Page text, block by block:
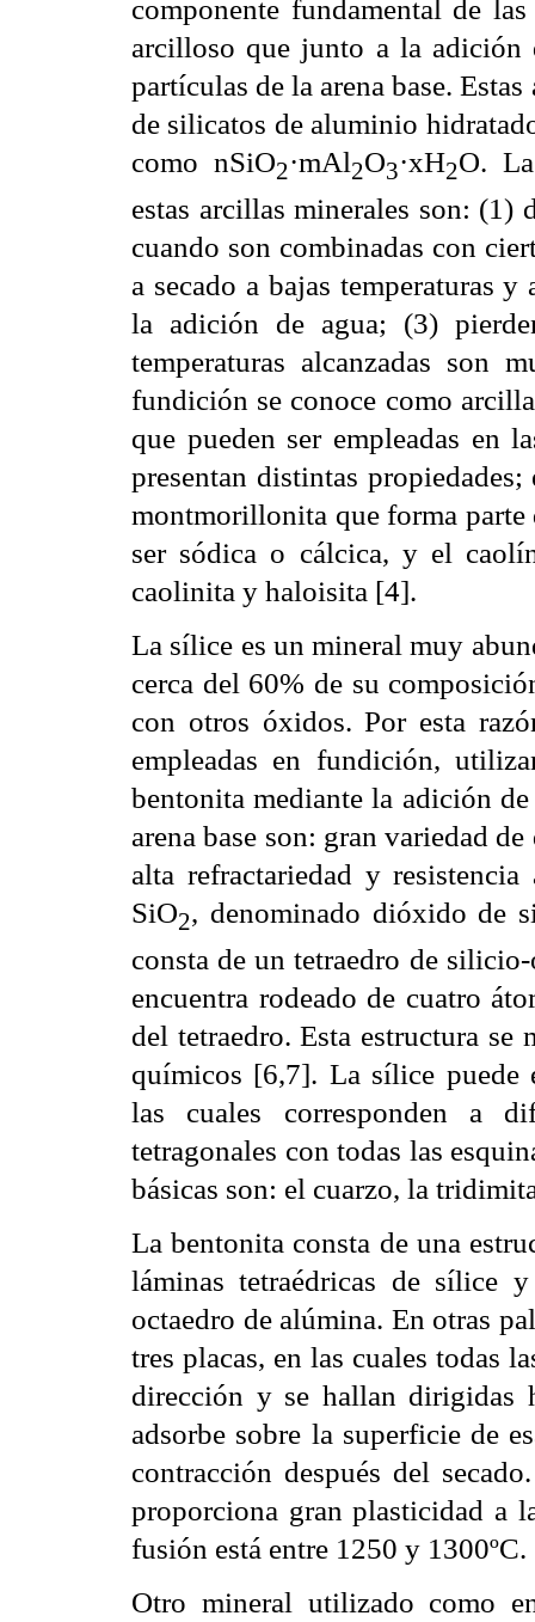
componente fundamental de
arcilloso que junto a la adición
partículas de la arena base.
de silicatos de aluminio
como nSiO2·mAl2O3·xH2O.
estas arcillas minerales son: (1)
cuando son combinadas con
a secado a bajas temperaturas
la adición de agua; (3)
temperaturas alcanzadas son
fundición se conoce como
que pueden ser empleadas en
presentan distintas
montmorillonita que forma parte
ser sódica o cálcica, y el
caolinita y haloisita [4].
La sílice es un mineral muy
cerca del 60% de su
con otros óxidos. Por esta
empleadas en fundición,
bentonita mediante la adición
arena base son: gran variedad
alta refractariedad y
SiO2, denominado dióxido de
consta de un tetraedro de
encuentra rodeado de cuatro
del tetraedro. Esta estructura se
químicos [6,7]. La sílice puede
las cuales corresponden a
tetragonales con todas las
básicas son: el cuarzo, la
La bentonita consta de una
láminas tetraédricas de sílice
octaedro de alúmina. En otras
tres placas, en las cuales todas
dirección y se hallan dirigidas
adsorbe sobre la superficie de
contracción después del
proporciona gran plasticidad a
fusión está entre 1250 y 1300ºC.
Otro mineral utilizado como